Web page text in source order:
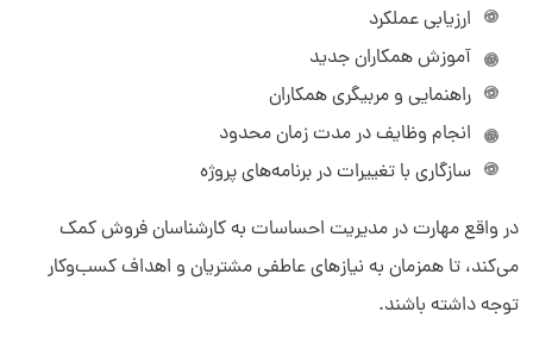
ارزیابی‌ عملکرد
آموزش همکاران جدید
راهنمایی و مربیگری همکاران
انجام وظایف در مدت زمان محدود
سازگاری با تغییرات در برنامه‌های پروژه
در واقع مهارت در مدیریت احساسات به کارشناسان فروش کمک
می‌کند، تا همزمان به نیازهای عاطفی مشتریان و اهداف کسب‌وکار
توجه داشته باشند.